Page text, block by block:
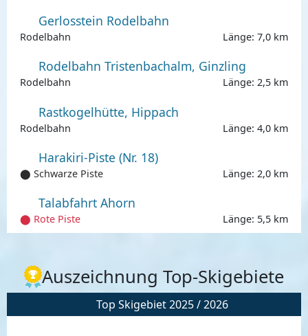
Gerlosstein Rodelbahn
Rodelbahn Länge: 7,0 km
Rodelbahn Tristenbachalm, Ginzling
Rodelbahn Länge: 2,5 km
Rastkogelhütte, Hippach
Rodelbahn Länge: 4,0 km
Harakiri-Piste (Nr. 18)
⬤ Schwarze Piste Länge: 2,0 km
Talabfahrt Ahorn
⬤ Rote Piste Länge: 5,5 km
Auszeichnung Top-Skigebiete
Top Skigebiet 2025 / 2026